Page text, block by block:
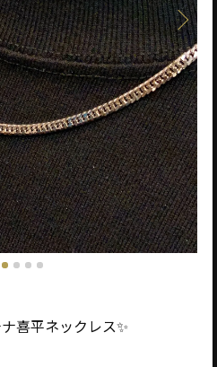
喜平ネックレス✨